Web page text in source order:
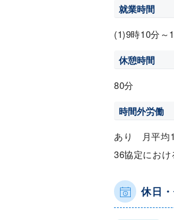
就業時間
(1)9時10分～
休憩時間
80分
時間外労働
あり 月平均
36協定にお
休日